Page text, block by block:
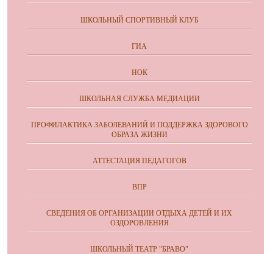
ШКОЛЬНЫЙ СПОРТИВНЫЙ КЛУБ
ГИА
НОК
ШКОЛЬНАЯ СЛУЖБА МЕДИАЦИИ
ПРОФИЛАКТИКА ЗАБОЛЕВАНИЙ И ПОДДЕРЖКА ЗДОРОВОГО
ОБРАЗА ЖИЗНИ
АТТЕСТАЦИЯ ПЕДАГОГОВ
ВПР
СВЕДЕНИЯ ОБ ОРГАНИЗАЦИИ ОТДЫХА ДЕТЕЙ И ИХ
ОЗДОРОВЛЕНИЯ
ШКОЛЬНЫЙ ТЕАТР "БРАВО"